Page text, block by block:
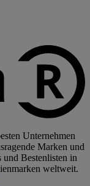
Unternehmen
Marken und
Bestenlisten in
weltweit.